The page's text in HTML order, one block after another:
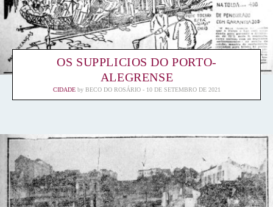
OS SUPPLICIOS DO PORTO-
ALEGRENSE
CIDADE by BECO DO ROSÁRIO 10 DE SETEMBRO DE 2021